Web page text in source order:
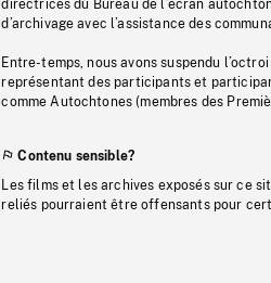
directrices du Bureau de l’écran
d’archivage avec l’assistance des
Entre-temps, nous avons suspendu
représentant des participants et
comme Autochtones (membres des
Contenu sensible?
Les films et les archives exposés sur ce
reliés pourraient être offensants pour